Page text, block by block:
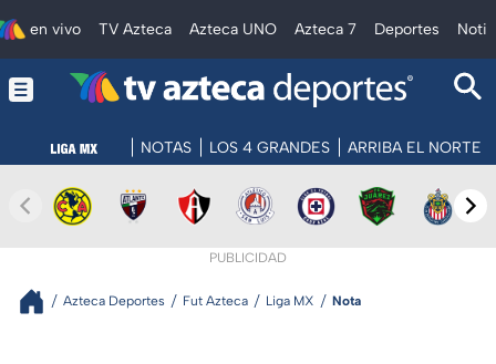
en vivo TV Azteca Azteca UNO Azteca 7 Deportes
NOTAS LOS 4 GRANDES ARRIBA EL NORTE
PUBLICIDAD
Azteca Deportes Fut Azteca Liga MX Nota